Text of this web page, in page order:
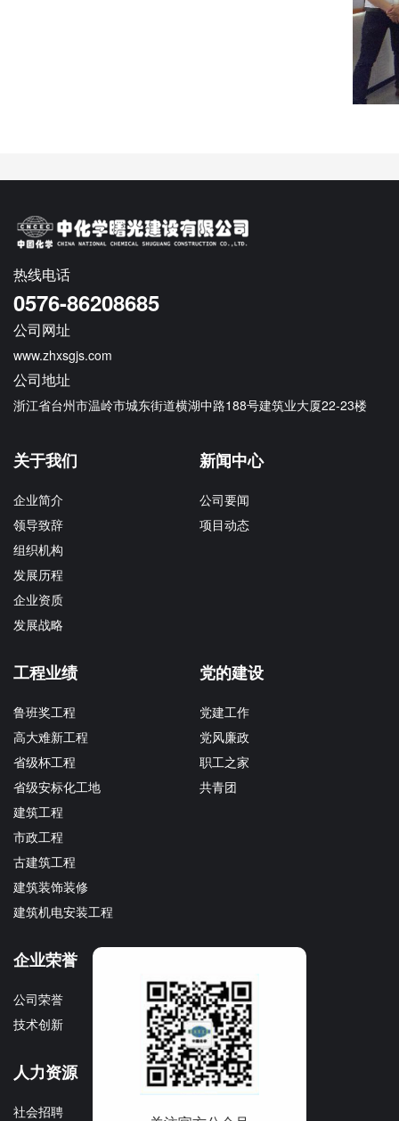
热线电话
0576-86208685
公司网址
www.zhxsgjs.com
公司地址
浙江省台州市温岭市城东街道横湖中路188号建筑业大厦22-23楼
关于我们
企业简介
领导致辞
组织机构
发展历程
企业资质
发展战略
新闻中心
公司要闻
项目动态
工程业绩
鲁班奖工程
高大难新工程
省级杯工程
省级安标化工地
建筑工程
市政工程
古建筑工程
建筑装饰装修
建筑机电安装工程
党的建设
党建工作
党风廉政
职工之家
共青团
企业荣誉
公司荣誉
技术创新
文化理念
企业宣传册
人力资源
社会招聘